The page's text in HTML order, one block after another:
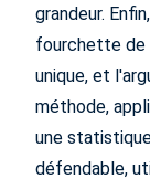
grandeur.
fourchette de
unique, et
méthode,
une
défendable,